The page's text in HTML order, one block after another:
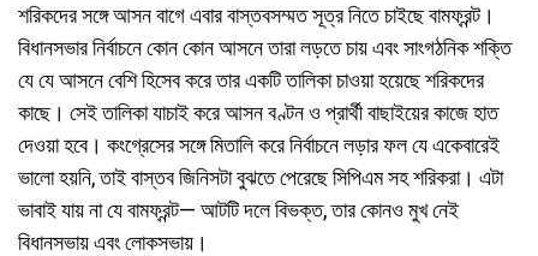
শরিকদের সঙ্গে আসন বাগে এবার বাস্তবসম্মত সূত্র নিতে চাইছে বামফ্রন্ট।
বিধানসভার নির্বাচনে কোন কোন আসনে তারা লড়তে চায় এবং সাংগঠনিক শক্তি
যে যে আসনে বেশি হিসেব করে তার একটি তালিকা চাওয়া হয়েছে শরিকদের
কাছে। সেই তালিকা যাচাই করে আসন বণ্টন ও প্রার্থী বাছাইয়ের কাজে হাত
দেওয়া হবে। কংগ্রেসের সঙ্গে মিতালি করে নির্বাচনে লড়ার ফল যে একেবারেই
ভালো হয়নি, তাই বাস্তব জিনিসটা বুঝতে পেরেছে সিপিএম সহ শরিকরা। এটা
ভাবাই যায় না যে বামফ্রন্ট— আটটি দলে বিভক্ত, তার কোনও মুখ নেই
বিধানসভায় এবং লোকসভায়।